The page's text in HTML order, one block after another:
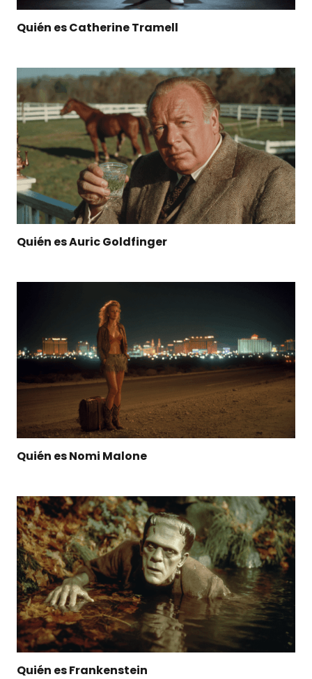
Quién es Catherine Tramell
Quién es Auric Goldfinger
Quién es Nomi Malone
Quién es Frankenstein